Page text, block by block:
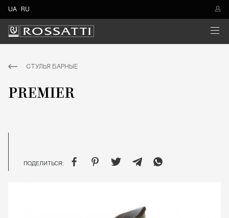
UA RU
СТУЛЬЯ БАРНЫЕ
PREMIER
ПОДЕЛИТЬСЯ: